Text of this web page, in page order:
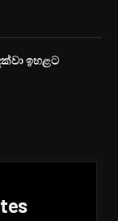
කාලයේදී
වැසි ඇතිවිය
කරයි.
තද